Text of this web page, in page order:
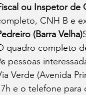
ou Inspetor de
CNH B e
(Barra Velha)
quadro completo
pessoas
Verde (Avenida
e o telefone para